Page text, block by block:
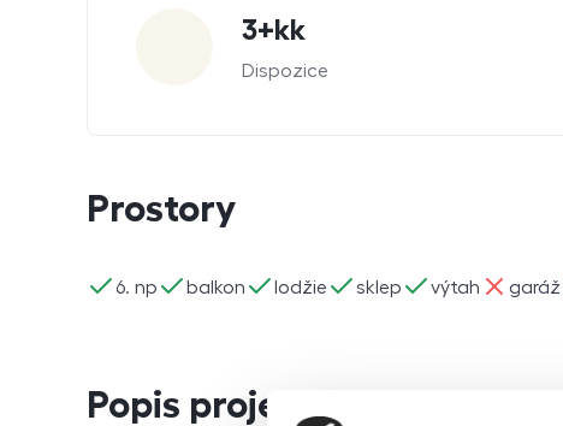
Dispozice
3+kk
Prostory
6. np
ano balkon
ano lodžie
ano sklep
ano výtah
ano garáž
ne
Popis projektu